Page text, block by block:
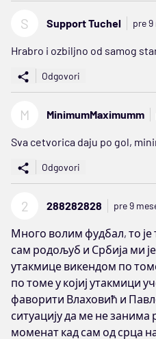
S Support Tuchel pre
Hrabro i ozbiljno od samog
Odgovori
M MinimumMaximumm
Sva cetvorica daju po gol,
Odgovori
2 288282828 pre 9
Много волим фудбал, то
сам родољуб и Србија ми
утакмице викендом по
по томе у којиј утакмици
фаворити Влаховић и
ситуацију да ме не занима
моменат кад сам од срца